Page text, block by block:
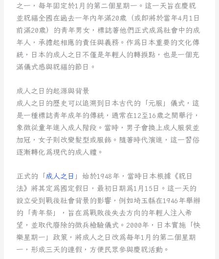
之一，每年固定於1月的第二個星期一。這一天旨在慶祝
並祝福全國在過去一年內年滿20歲（或即將於當年4月1日
前滿20歲）的青年男女，標誌著他們正式成為社會中的成
年人，承擔起相應的責任與義務。作為日本重要的文化傳
統，日本的成人之日不僅是年輕人的轉捩點，也是一個充
滿儀式感與祝福的節日。
成人之日的起源與背景
成人之日的歷史可以追溯到日本古代的「元服」儀式，這
是一種標誌青年成年的傳統，通常在12至16歲之間舉行，
象徵從童年進入成人階段。當時，男子會換上成人服裝並
加冠，女子則改變髮型或服飾。隨著時代演進，這一習俗
逐漸轉化為現代的成人禮。
正式的「成人之日 」始於1948年，當時日本根據《祝日
法》將其定為國定假日，最初日期為1月15日。這一天的
設立受到戰後社會背景的影響，例如埼玉縣在1946年舉辦
的「青年祭」，旨在為戰敗後失去方向的年輕人注入希
望，並取代廢除的徵兵檢驗儀式。2000年，日本實施「快
樂星期一」政策，將成人之日改為每年1月的第二個星期
一，形成三天的連假，方便民眾參與慶祝活動。